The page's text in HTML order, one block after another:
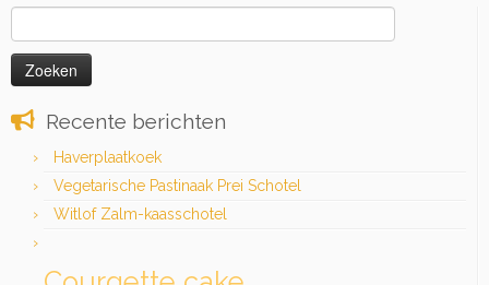
naar:
Recente berichten
Haverplaatkoek
Vegetarische Pastinaak Prei Schotel
Witlof Zalm-kaasschotel